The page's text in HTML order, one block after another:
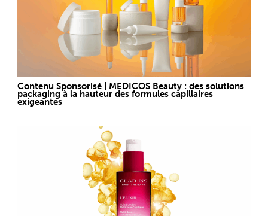
Contenu Sponsorisé | MEDICOS Beauty : des solutions
packaging à la hauteur des formules capillaires
exigeantes